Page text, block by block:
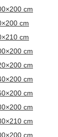
cm
cm
cm
cm
cm
cm
cm
cm
cm
cm